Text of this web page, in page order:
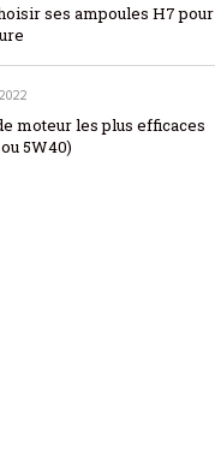
ses ampoules H7 pour
moteur les plus efficaces
5W40)